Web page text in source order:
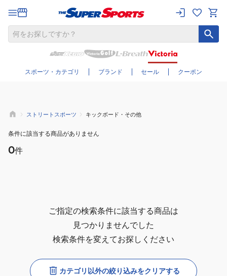
スポーツ・カテゴリ ブランド セール クーポン
さらに絞り込む
ストリートスポーツ キックボード・その他
条件に該当する商品がありません
0件
ご指定の検索条件に該当する商品は
見つかりませんでした
検索条件を変えてお探しください
カテゴリ以外の絞り込みをクリアする